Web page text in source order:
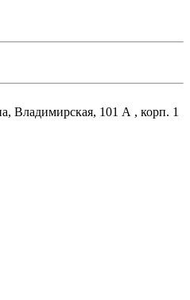
Владимирская, 101 А , корп. 1